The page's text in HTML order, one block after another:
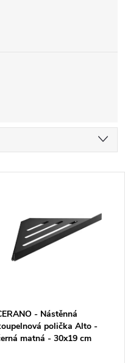
- Nástěnná
polička Alto -
matná - 30x19 cm